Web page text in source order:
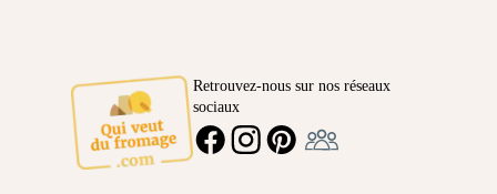
Retrouvez-nous sur nos réseaux
sociaux
FACEBOOKINSTAGRAMPINTEREST